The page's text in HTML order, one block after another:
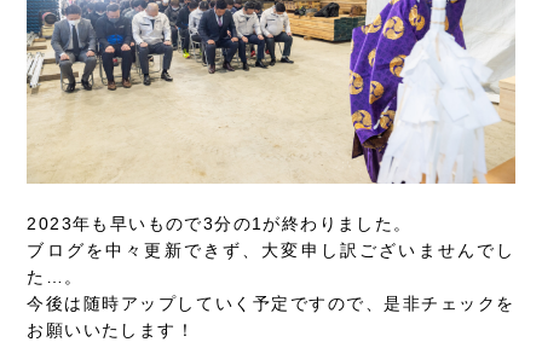
2023年も早いもので3分の1が終わりました。
ブログを中々更新できず、大変申し訳ございませんでし
た…。
今後は随時アップしていく予定ですので、是非チェックを
お願いいたします！